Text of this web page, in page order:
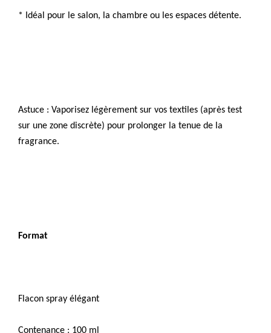
* Idéal pour le salon, la chambre ou les espaces détente.
Astuce : Vaporisez légèrement sur vos textiles (après test
sur une zone discrète) pour prolonger la tenue de la
fragrance.
Format
Flacon spray élégant
Contenance : 100 ml